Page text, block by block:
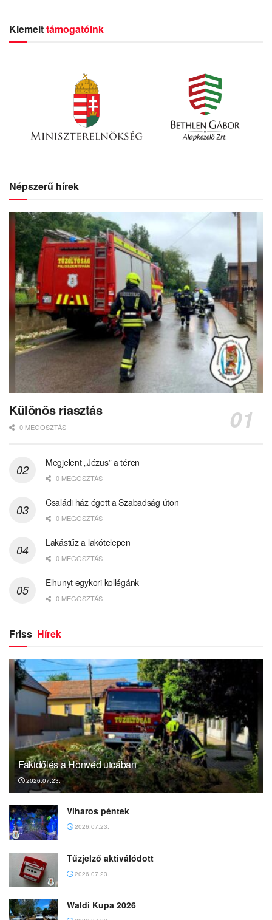
Kiemelttámogatóink
Népszerű hírek
Különös riasztás
0 MEGOSZTÁS
Megjelent „Jézus” a téren
0 MEGOSZTÁS
Családi ház égett a Szabadság úton
0 MEGOSZTÁS
Lakástűz a lakótelepen
0 MEGOSZTÁS
Elhunyt egykori kollégánk
0 MEGOSZTÁS
Friss Hírek
Fakidőlés a Honvéd utcában
2026.07.23.
Viharos péntek
Tűzjelző aktiválódott
Waldi Kupa 2026